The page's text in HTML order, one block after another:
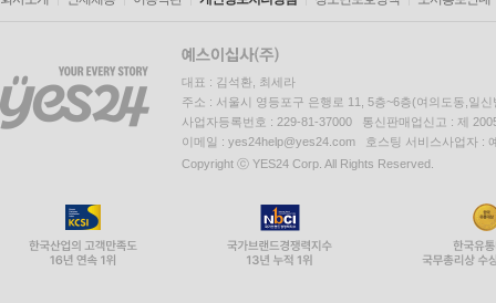
대표 : 김석환, 최세라
주소 : 서울시 영등포구 은행로 11, 5층~6층(여의도동,일신
사업자등록번호 : 229-81-37000 통신판매업신고 : 제
이메일 : yes24help@yes24.com 호스팅 서비스사업자 :
Copyright ⓒ YES24 Corp. All Rights Reserved.